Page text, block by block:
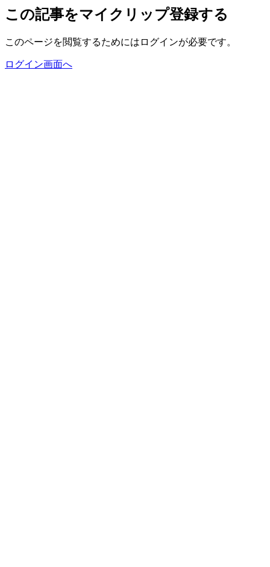
この記事をマイクリップ登録する
このページを閲覧するためにはログインが必要です。
ログイン画面へ